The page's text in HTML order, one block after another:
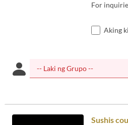
For
Aking
Sushis